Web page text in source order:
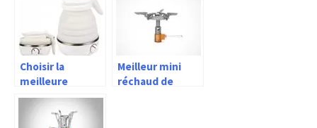
Guide d’achat
meilleurs en
2026 ?
Choisir la
meilleure
bouilloire
électrique
Meilleur mini
réchaud de